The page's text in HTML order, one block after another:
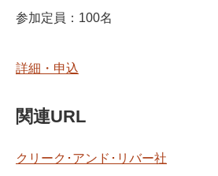
参加定員：100名
詳細・申込
関連URL
クリーク･アンド･リバー社